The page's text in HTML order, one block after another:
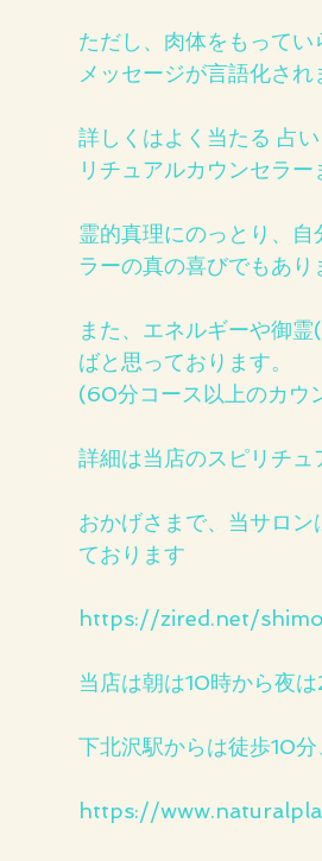
ただし、肉体をもって
メッセージが言語化され
詳しくはよく当たる 占
リチュアルカウンセラー
霊的真理にのっとり、
ラーの真の喜びでもあり
また、エネルギーや御
ばと思っております。
(60分コース以上のカウ
詳細は当店のスピリチュ
おかげさまで、当サロ
ております
https://zired.net/
当店は朝は10時から夜
下北沢駅からは徒歩10分
https://